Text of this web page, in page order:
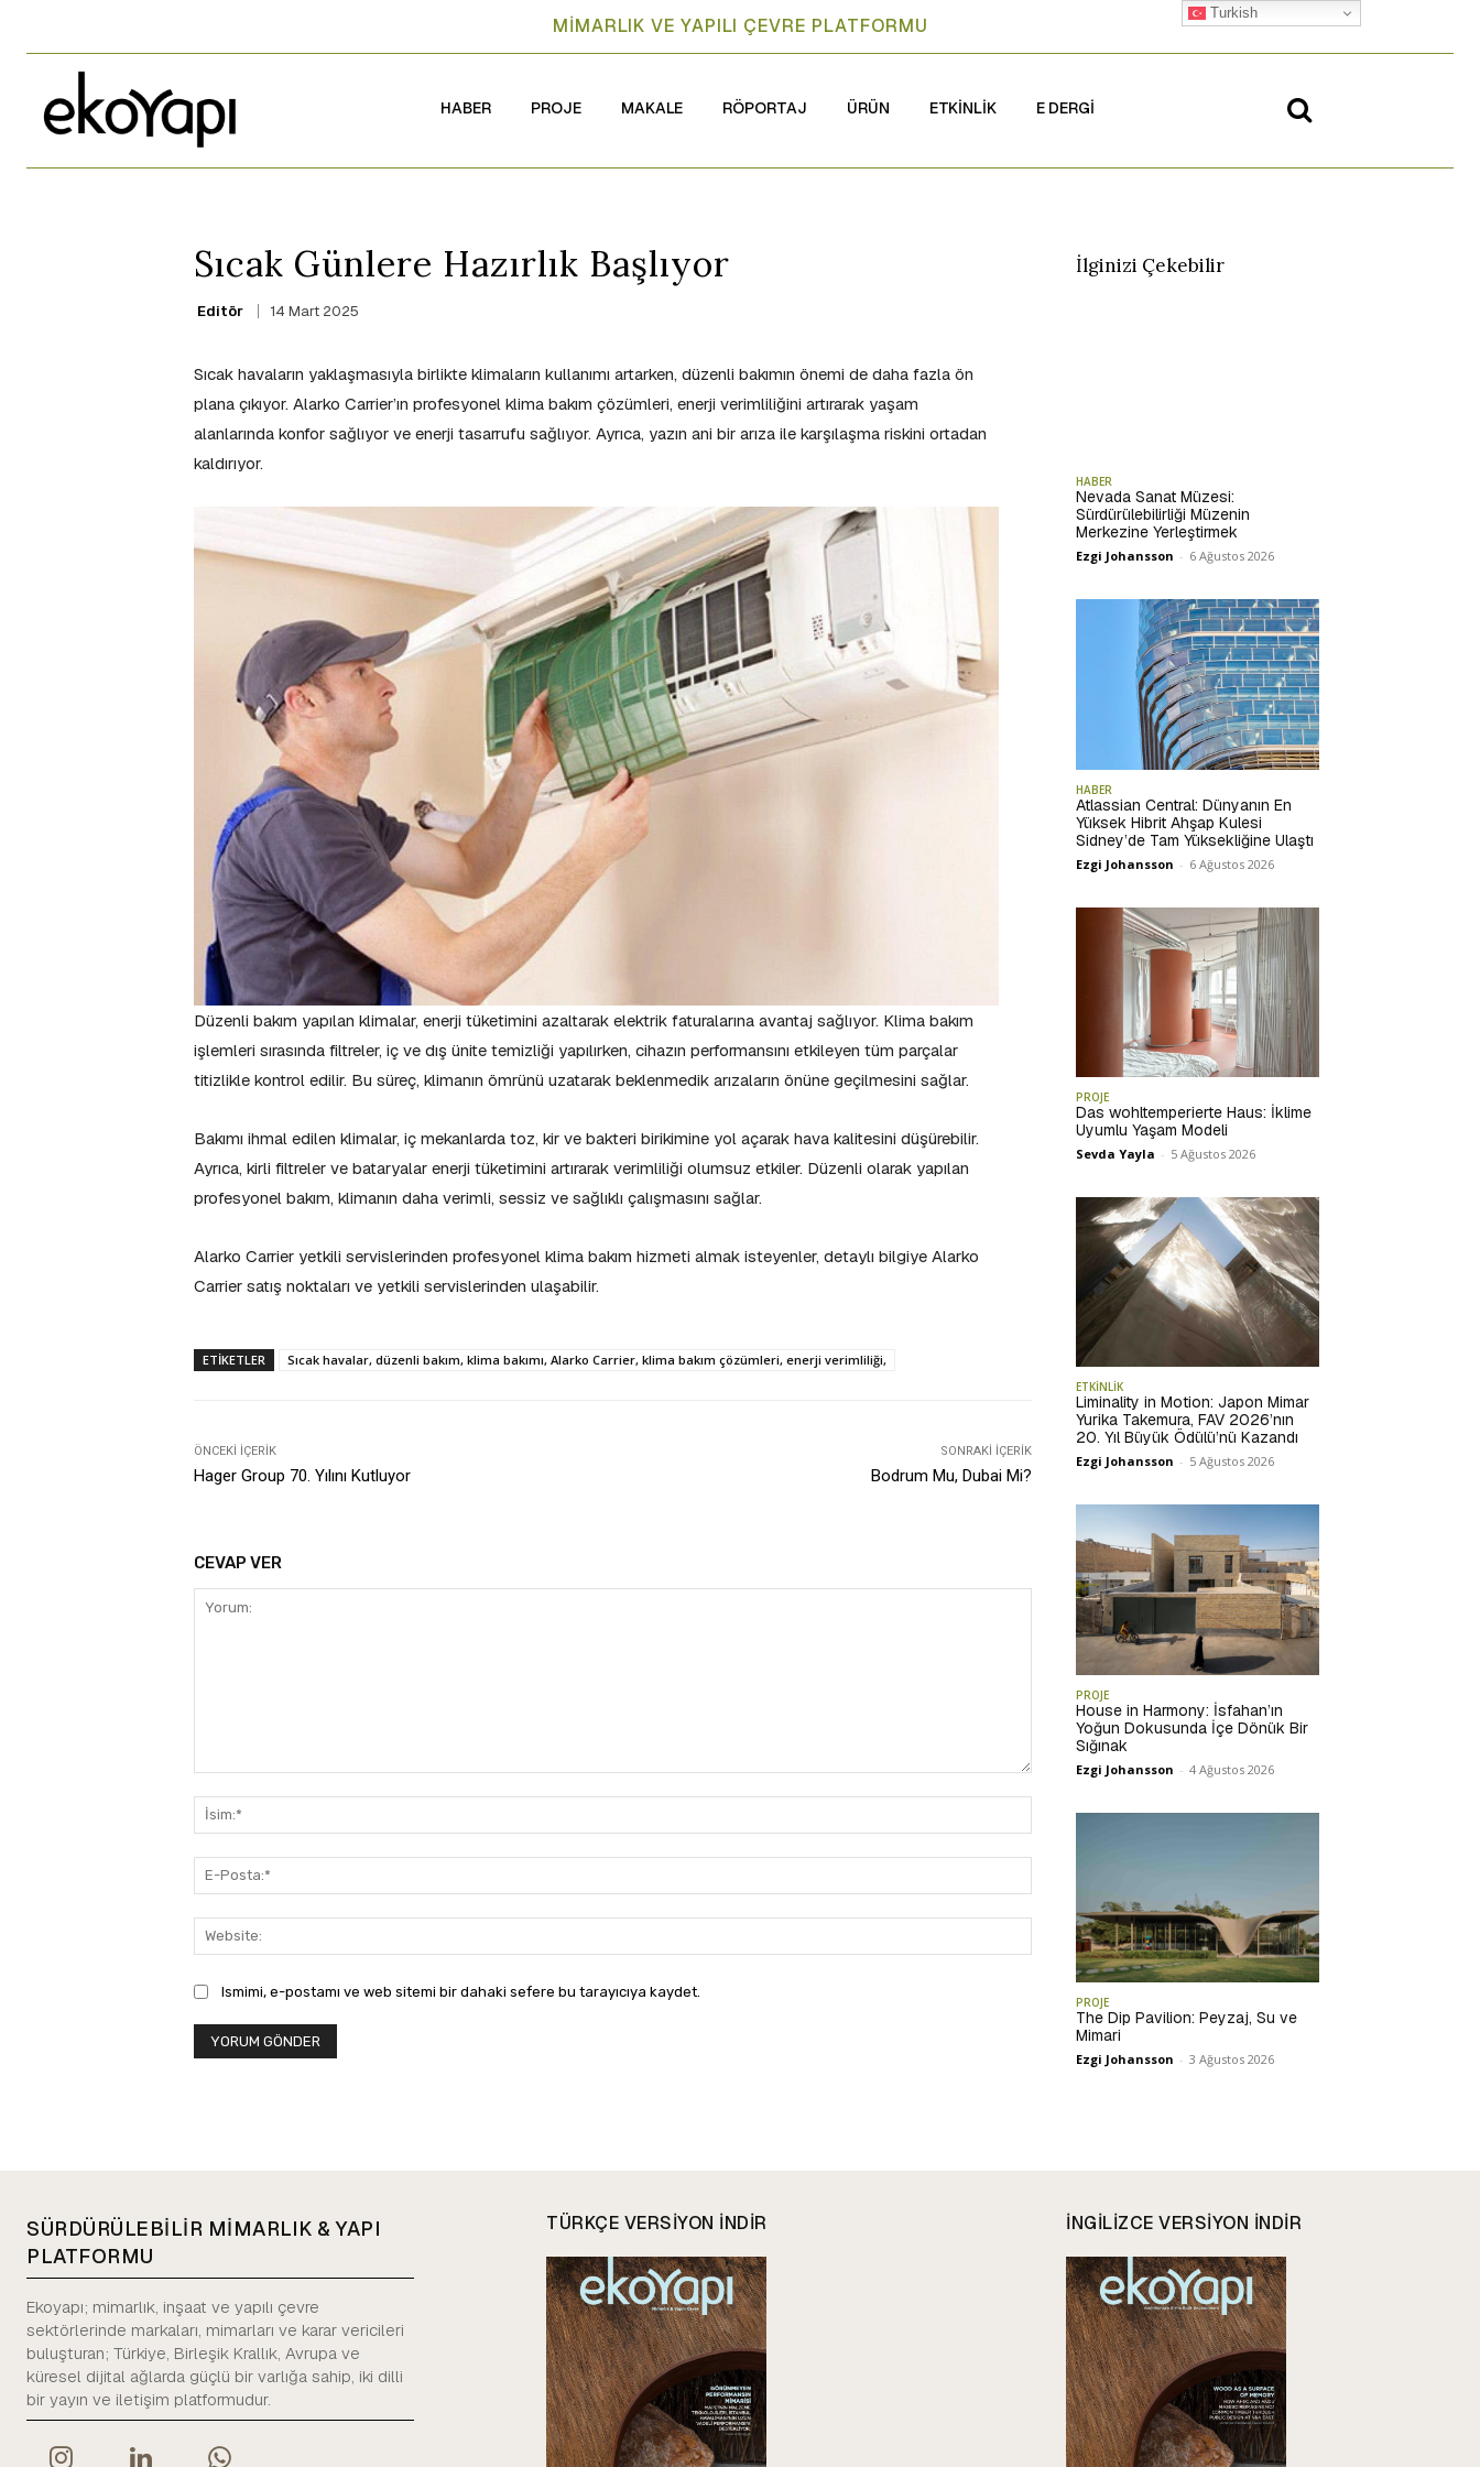
MİMARLIK VE YAPILI ÇEVRE PLATFORMU
HABER PROJE MAKALE RÖPORTAJ ÜRÜN ETKİNLİK E DERGİ
Sıcak Günlere Hazırlık Başlıyor
Editör 14 Mart 2025
Sıcak havaların yaklaşmasıyla birlikte klimaların kullanımı artarken, düzenli bakımın önemi de daha fazla ön
plana çıkıyor. Alarko Carrier’ın profesyonel klima bakım çözümleri, enerji verimliliğini artırarak yaşam
alanlarında konfor sağlıyor ve enerji tasarrufu sağlıyor. Ayrıca, yazın ani bir arıza ile karşılaşma riskini ortadan
kaldırıyor.
Düzenli bakım yapılan klimalar, enerji tüketimini azaltarak elektrik faturalarına avantaj sağlıyor. Klima bakım
işlemleri sırasında filtreler, iç ve dış ünite temizliği yapılırken, cihazın performansını etkileyen tüm parçalar
titizlikle kontrol edilir. Bu süreç, klimanın ömrünü uzatarak beklenmedik arızaların önüne geçilmesini sağlar.
Bakımı ihmal edilen klimalar, iç mekanlarda toz, kir ve bakteri birikimine yol açarak hava kalitesini düşürebilir.
Ayrıca, kirli filtreler ve bataryalar enerji tüketimini artırarak verimliliği olumsuz etkiler. Düzenli olarak yapılan
profesyonel bakım, klimanın daha verimli, sessiz ve sağlıklı çalışmasını sağlar.
Alarko Carrier yetkili servislerinden profesyonel klima bakım hizmeti almak isteyenler, detaylı bilgiye Alarko
Carrier satış noktaları ve yetkili servislerinden ulaşabilir.
ETIKETLER Sıcak havalar, düzenli bakım, klima bakımı, Alarko Carrier, klima bakım çözümleri, enerji verimliliği,
ÖNCEKI İÇERIK
Hager Group 70. Yılını Kutluyor
SONRAKI İÇERIK
Bodrum Mu, Dubai Mi?
CEVAP VER
Posta:*
Website:
Ismimi, e-postamı ve web sitemi bir dahaki sefere bu tarayıcıya kaydet.
İlginizi Çekebilir
HABER
Nevada Sanat Müzesi:
Sürdürülebilirliği Müzenin
Merkezine Yerleştirmek
Ezgi Johansson - 6 Ağustos 2026
HABER
Atlassian Central: Dünyanın En
Yüksek Hibrit Ahşap Kulesi
Sidney’de Tam Yüksekliğine Ulaştı
Ezgi Johansson - 6 Ağustos 2026
PROJE
Das wohltemperierte Haus: İklime
Uyumlu Yaşam Modeli
Sevda Yayla - 5 Ağustos 2026
ETKİNLİK
Liminality in Motion: Japon Mimar
Yurika Takemura, FAV 2026’nın
20. Yıl Büyük Ödülü’nü Kazandı
Ezgi Johansson - 5 Ağustos 2026
PROJE
House in Harmony: İsfahan’ın
Yoğun Dokusunda İçe Dönük Bir
Sığınak
Ezgi Johansson - 4 Ağustos 2026
PROJE
The Dip Pavilion: Peyzaj, Su ve
Mimari
Ezgi Johansson - 3 Ağustos 2026
SÜRDÜRÜLEBİLİR MİMARLIK & YAPI
PLATFORMU
Ekoyapı; mimarlık, inşaat ve yapılı çevre
sektörlerinde markaları, mimarları ve karar vericileri
buluşturan; Türkiye, Birleşik Krallık, Avrupa ve
küresel dijital ağlarda güçlü bir varlığa sahip, iki dilli
bir yayın ve iletişim platformudur.
TÜRKÇE VERSIYON INDIR INGILIZCE VERSIYON INDIR
Turkish